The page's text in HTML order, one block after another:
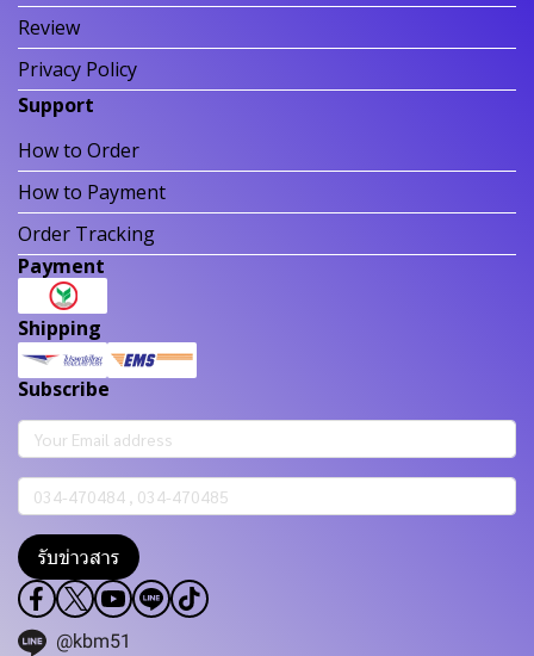
Review
Privacy Policy
Support
How to Order
How to Payment
Order Tracking
Payment
Shipping
Subscribe
รับข่าวสาร
@kbm51